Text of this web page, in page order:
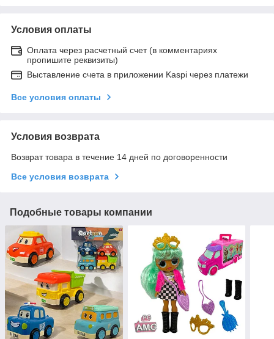
Условия оплаты
Оплата через расчетный счет (в комментариях
пропишите реквизиты)
Выставление счета в приложении Kaspi через платежи
Все условия оплаты
Условия возврата
Возврат товара в течение 14 дней по договоренности
Все условия возврата
Подобные товары компании